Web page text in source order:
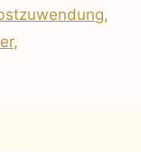
,
,